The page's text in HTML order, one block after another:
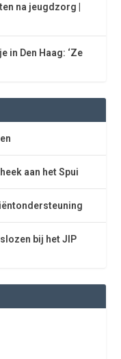
na jeugdzorg |
in Den Haag: ‘Ze
aan het Spui
bij het JIP